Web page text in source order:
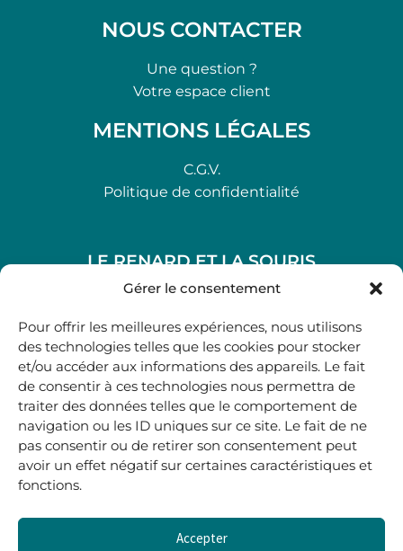
Gérer le consentement
Pour offrir les meilleures expériences, nous utilisons
des technologies telles que les cookies pour stocker
et/ou accéder aux informations des appareils. Le fait
de consentir à ces technologies nous permettra de
traiter des données telles que le comportement de
navigation ou les ID uniques sur ce site. Le fait de ne
pas consentir ou de retirer son consentement peut
avoir un effet négatif sur certaines caractéristiques et
fonctions.
Accepter
NOUS CONTACTER
Une question ?
Votre espace client
MENTIONS LÉGALES
C.G.V.
Politique de confidentialité
LE RENARD ET LA SOURIS
48, rue Maubec 33210 LANGON
05 40 41 37 18
.
MARDI AU SAMEDI
10H00-12H45 | 14H00 -19H00
boutique@lerenardetlasouris.com